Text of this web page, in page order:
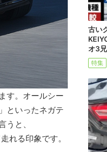
す。オールシー
といったネガテ
と、
れる印象です。
古い
オ3
特集